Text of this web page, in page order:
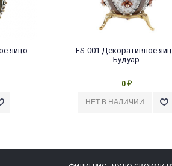
яйцо
FS-001 Декоративное
Будуар
0 ₽